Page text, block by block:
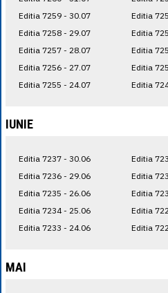
Editia 7259 - 30.07
Editia 7258 - 29.07
Editia 7257 - 28.07
Editia 7256 - 27.07
Editia 7255 - 24.07
Editia
Editia
Editia
Editia
Editia
IUNIE
Editia 7237 - 30.06
Editia 7236 - 29.06
Editia 7235 - 26.06
Editia 7234 - 25.06
Editia 7233 - 24.06
Editia
Editia
Editia
Editia
Editia
MAI